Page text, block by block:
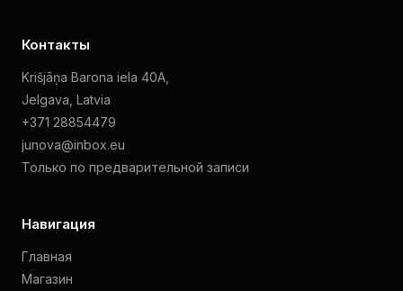
Контакты
Krišjāņa Barona iela 40A,
Jelgava, Latvia
+371 28854479
junova@inbox.eu
Только по предварительной записи
Навигация
Главная
Магазин